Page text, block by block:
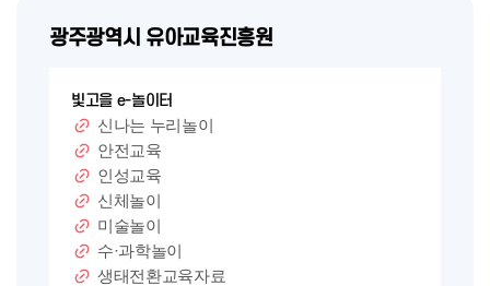
광주광역시 유아교육진흥원
빛고을 e-놀이터
신나는 누리놀이
안전교육
인성교육
신체놀이
미술놀이
수·과학놀이
생태전환교육자료